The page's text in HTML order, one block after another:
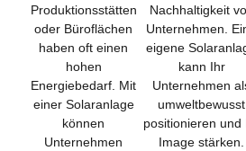
Produktionsstätten
oder Büroflächen
haben oft einen
hohen
Energiebedarf. Mit
einer Solaranlage
können
Unternehmen
Nachhaltigkeit
Unternehmen.
eigene
kann Ihr
Unternehmen
umweltbewusst
positionieren und
Image stärken.